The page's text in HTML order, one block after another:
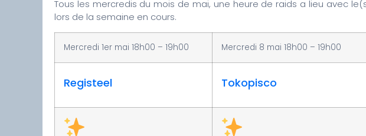
Tous les mercredis du mois de mai, une heure de raids a lieu avec
lors de la semaine en cours.
Mercredi 1er mai 18h00 – 19h00 Mercredi 8 mai 18h00 – 19h00
Registeel Tokopisco